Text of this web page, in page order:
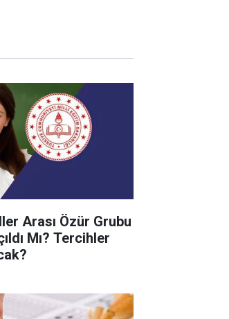
Arası Özür Grubu
Mı? Tercihler